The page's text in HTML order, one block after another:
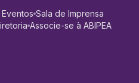
Sala de Imprensa
Associe-se à ABIPEA